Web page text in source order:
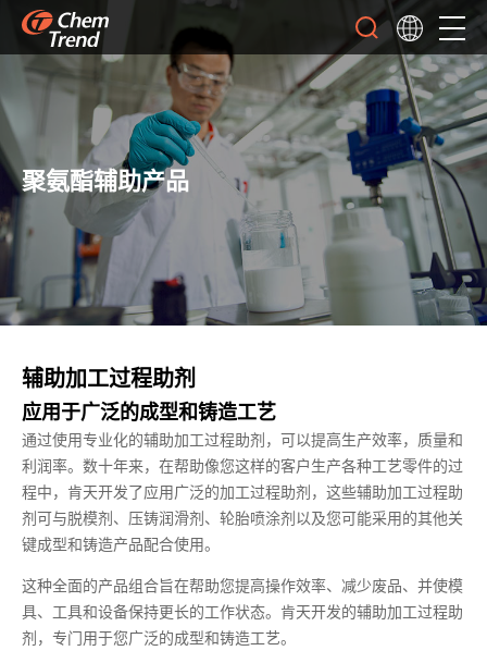
聚氨酯辅助产品
辅助加工过程助剂
应用于广泛的成型和铸造工艺
通过使用专业化的辅助加工过程助剂，可以提高生产效率，质量和
利润率。数十年来，在帮助像您这样的客户生产各种工艺零件的过
程中，肯天开发了应用广泛的加工过程助剂，这些辅助加工过程助
剂可与脱模剂、压铸润滑剂、轮胎喷涂剂以及您可能采用的其他关
键成型和铸造产品配合使用。
这种全面的产品组合旨在帮助您提高操作效率、减少废品、并使模
具、工具和设备保持更长的工作状态。肯天开发的辅助加工过程助
剂，专门用于您广泛的成型和铸造工艺。